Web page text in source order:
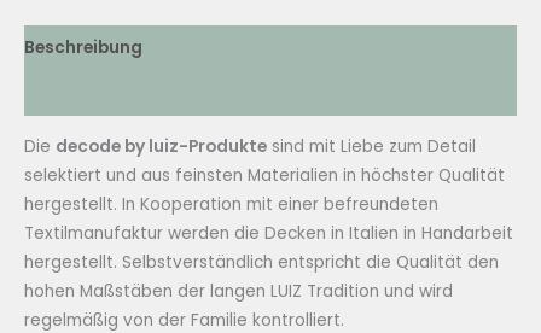
IDA
Beschreibung
Die decode by luiz-Produkte sind mit Liebe zum Detail
selektiert und aus feinsten Materialien in höchster Qualität
hergestellt. In Kooperation mit einer befreundeten
Textilmanufaktur werden die Decken in Italien in Handarbeit
hergestellt. Selbstverständlich entspricht die Qualität den
hohen Maßstäben der langen LUIZ Tradition und wird
regelmäßig von der Familie kontrolliert.